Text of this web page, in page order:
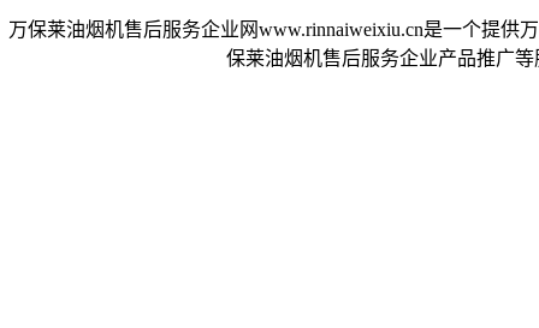
万保莱油烟机售后服务企业网www.rinnaiweixiu.cn是一个提
保莱油烟机售后服务企业产品推广